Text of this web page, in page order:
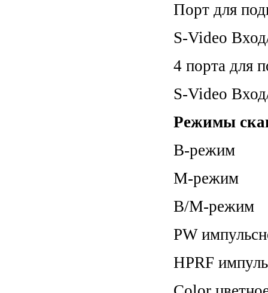
Порт для
S-Video
4 порта для
S-Video
Режимы
B-режим
М-режим
B/M-режим
PW
HPRF